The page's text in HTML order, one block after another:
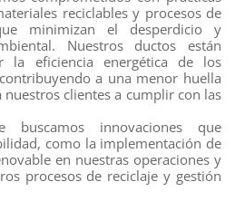
reciclables y procesos de
minimizan el desperdicio y
Nuestros ductos están
la eficiencia energética de los
a una menor huella
clientes a cumplir con las
buscamos innovaciones que
como la implementación de
en nuestras operaciones y
procesos de reciclaje y gestión